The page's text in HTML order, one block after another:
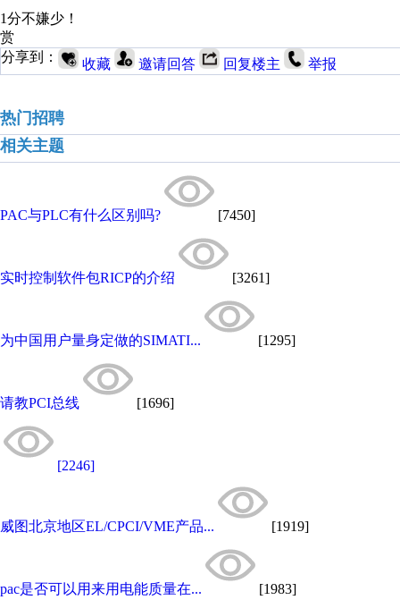
1分不嫌少！
赏
分享到：
收藏 邀请回答 回复楼主 举报
热门招聘
相关主题
PAC与PLC有什么区别吗? [7450]
实时控制软件包RICP的介绍 [3261]
为中国用户量身定做的SIMATI... [1295]
请教PCI总线 [1696]
[2246]
威图北京地区EL/CPCI/VME产品... [1919]
pac是否可以用来用电能质量在... [1983]